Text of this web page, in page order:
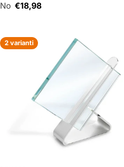
Cena€18,98
2 varianti